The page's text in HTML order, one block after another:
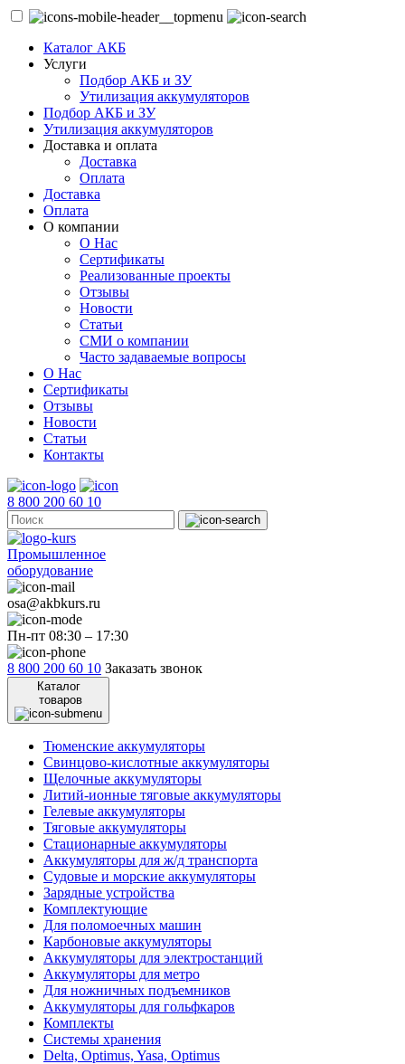
Каталог АКБ
Услуги
Подбор АКБ и ЗУ
Утилизация аккумуляторов
Подбор АКБ и ЗУ
Утилизация аккумуляторов
Доставка и оплата
Доставка
Оплата
Доставка
Оплата
О компании
О Нас
Сертификаты
Реализованные проекты
Отзывы
Новости
Статьи
СМИ о компании
Часто задаваемые вопросы
О Нас
Сертификаты
Отзывы
Новости
Статьи
Контакты
8 800 200 60 10
Промышленное
оборудование
osa@akbkurs.ru
Пн-пт 08:30 – 17:30
8 800 200 60 10 Заказать звонок
Каталог
товаров
Тюменские аккумуляторы
Свинцово-кислотные аккумуляторы
Щелочные аккумуляторы
Литий-ионные тяговые аккумуляторы
Гелевые аккумуляторы
Тяговые аккумуляторы
Стационарные аккумуляторы
Аккумуляторы для ж/д транспорта
Судовые и морские аккумуляторы
Зарядные устройства
Комплектующие
Для поломоечных машин
Карбоновые аккумуляторы
Аккумуляторы для электростанций
Аккумуляторы для метро
Для ножничных подъемников
Аккумуляторы для гольфкаров
Комплекты
Системы хранения
Delta, Optimus, Yasa, Optimus